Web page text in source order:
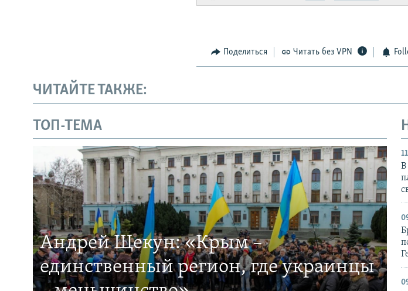
Поделиться Читать без VPN
ЧИТАЙТЕ ТАКЖЕ:
ТОП-ТЕМА
Андрей Щекун: «Крым –
единственный регион, где украинцы
В